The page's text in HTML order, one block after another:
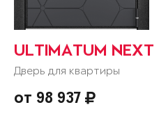
ULTIMATUM NEXT
Дверь для квартиры
от 98 937